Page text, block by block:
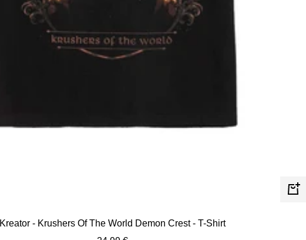
Kreator - Krushers Of The World Demon Crest - T-Shirt